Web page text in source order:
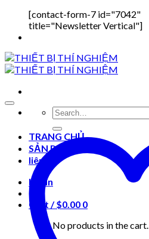
[contact-form-7 id="7042"
title="Newsletter Vertical"]
Search
for:
TRANG CHỦ
SẢN PHẨM
liên hệ
Login
Cart /$0.00 0
No products in the cart.